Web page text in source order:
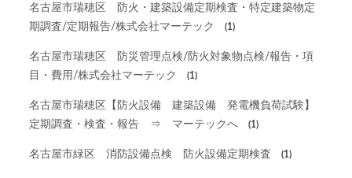
名古屋市瑞穂区 防火・建築設備定期検査・特定建築物定
期調査/定期報告/株式会社マーテック
(1)
名古屋市瑞穂区 防災管理点検/防火対象物点検/報告・項
目・費用/株式会社マーテック
(1)
名古屋市瑞穂区【防火設備 建築設備 発電機負荷試験】
定期調査・検査・報告 ⇒ マーテックへ
(1)
名古屋市緑区 消防設備点検 防火設備定期検査 (1)